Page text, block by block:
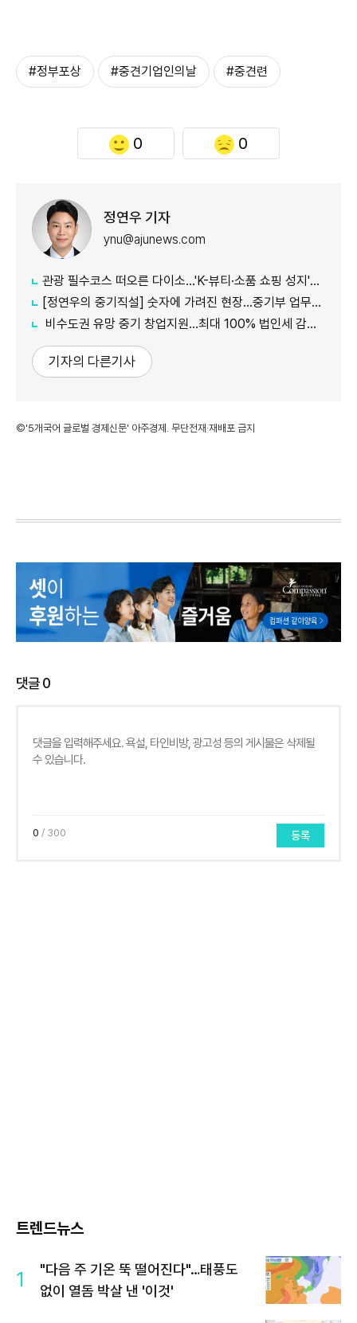
#정부포상 #중견기업인의날 #중견련
0 0
정연우 기자
ynu@ajunews.com
관광 필수코스 떠오른 다이소...'K-뷰티·소품 쇼핑 성지'로 등극
[정연우의 중기직설] 숫자에 가려진 현장...중기부 업무보고의 그늘
비수도권 유망 중기 창업지원...최대 100% 법인세 감면 나서
기자의 다른기사
©'5개국어 글로벌 경제신문' 아주경제. 무단전재·재배포 금지
댓글0
0 / 300 등록
트렌드뉴스
1
"다음 주 기온 뚝 떨어진다"…태풍도
없이 열돔 박살 낸 '이것'